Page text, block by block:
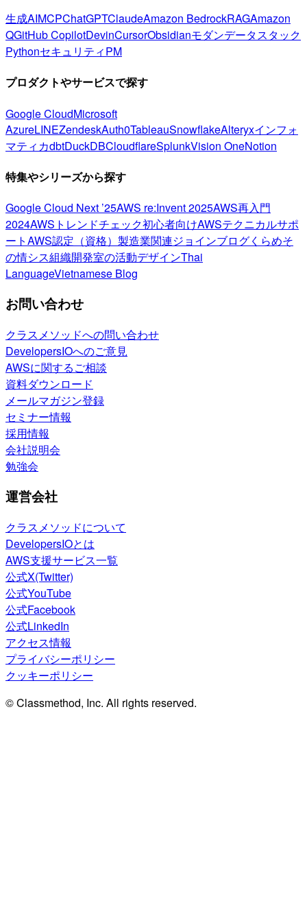
生成AIMCPChatGPTClaudeAmazon BedrockRAGAmazon
QGitHub CopilotDevinCursorObsidianモダンデータスタック
PythonセキュリティPM
プロダクトやサービスで探す
Google CloudMicrosoft
AzureLINEZendeskAuth0TableauSnowflakeAlteryxインフォ
マティカdbtDuckDBCloudflareSplunkVision OneNotion
特集やシリーズから探す
Google Cloud Next ’25AWS re:Invent 2025AWS再入門
2024AWSトレンドチェック初心者向けAWSテクニカルサポ
ートAWS認定（資格） 製造業関連ジョインブログくらめそ
の情シス組織開発室の活動デザインThai
LanguageVietnamese Blog
お問い合わせ
クラスメソッドへの問い合わせ
DevelopersIOへのご意見
AWSに関するご相談
資料ダウンロード
メールマガジン登録
セミナー情報
採用情報
会社説明会
勉強会
運営会社
クラスメソッドについて
DevelopersIOとは
AWS支援サービス一覧
公式X(Twitter)
公式YouTube
公式Facebook
公式LinkedIn
アクセス情報
プライバシーポリシー
クッキーポリシー
© Classmethod, Inc. All rights reserved.